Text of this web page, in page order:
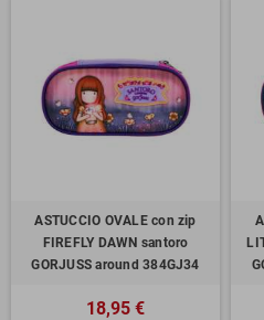
ASTUCCIO OVALE con zip
FIREFLY DAWN santoro
GORJUSS around 384GJ34
18,95 €